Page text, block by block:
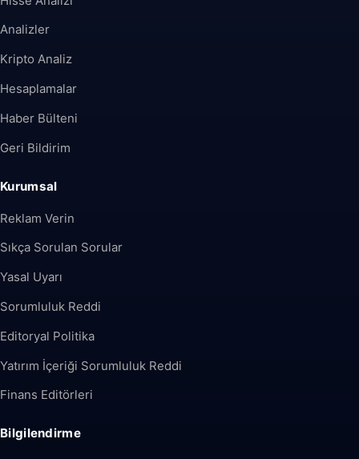
Analizler
Kripto Analiz
Hesaplamalar
Haber Bülteni
Geri Bildirim
Kurumsal
Reklam Verin
Sıkça Sorulan Sorular
Yasal Uyarı
Sorumluluk Reddi
Editoryal Politika
Yatırım İçeriği Sorumluluk Reddi
Finans Editörleri
Bilgilendirme